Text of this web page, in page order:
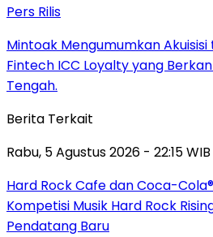
Pers Rilis
Mintoak Mengumumkan
Fintech ICC Loyalty yang
Tengah.
Berita Terkait
Rabu, 5 Agustus 2026 - 22:15 WIB
Hard Rock Cafe dan Coca-
Kompetisi Musik Hard Rock
Pendatang Baru